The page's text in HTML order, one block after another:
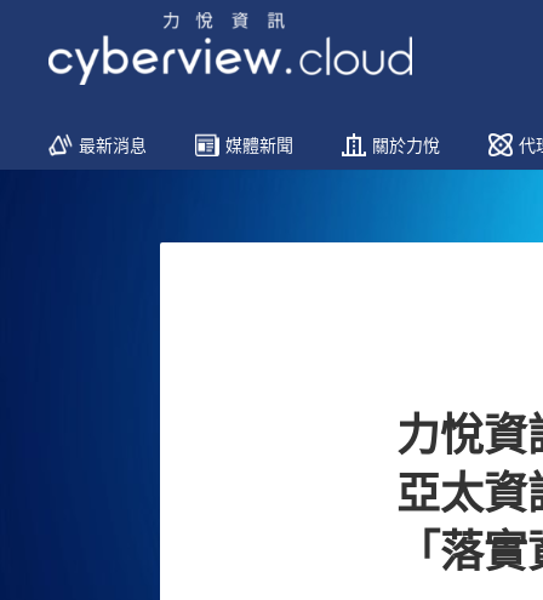
最新消息 媒體新聞 關於力悅 代
力悅
亞太
「落